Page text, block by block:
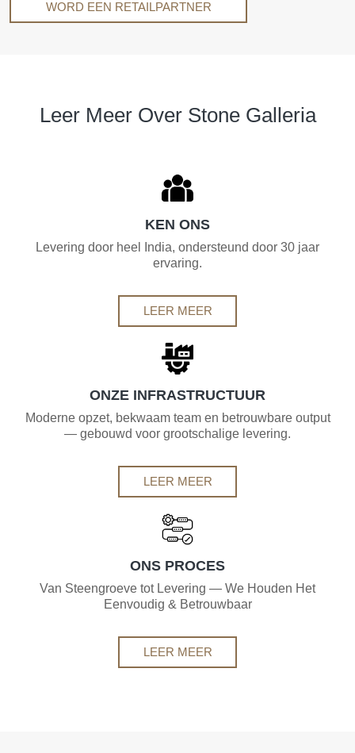
WORD EEN RETAILPARTNER
Leer Meer Over Stone Galleria
KEN ONS
Levering door heel India, ondersteund door 30 jaar
ervaring.
LEER MEER
ONZE INFRASTRUCTUUR
Moderne opzet, bekwaam team en betrouwbare output
— gebouwd voor grootschalige levering.
LEER MEER
ONS PROCES
Van Steengroeve tot Levering — We Houden Het
Eenvoudig & Betrouwbaar
LEER MEER